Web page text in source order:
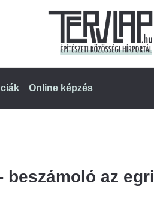
Online képzés
beszámoló az egri